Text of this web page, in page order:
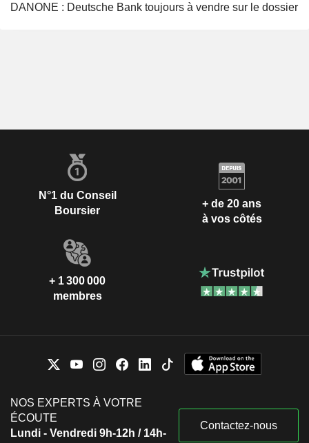
DANONE : Deutsche Bank toujours à vendre sur le dossier
N°1 du Conseil
Boursier
+ de 20 ans
à vos côtés
+ 1 300 000
membres
NOS EXPERTS À VOTRE
ÉCOUTE
Lundi - Vendredi 9h-12h / 14h-
Contactez-nous